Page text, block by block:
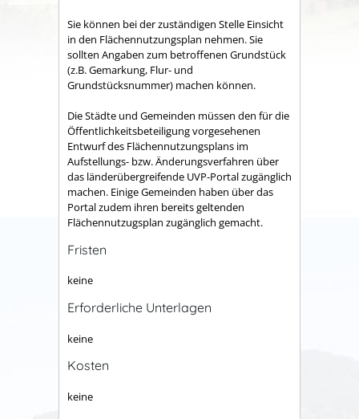
Sie können bei der zuständigen Stelle Einsicht
in den Flächennutzungsplan nehmen. Sie
sollten Angaben zum betroffenen Grundstück
(z.B. Gemarkung, Flur- und
Grundstücksnummer) machen können.
Die Städte und Gemeinden müssen den für die
Öffentlichkeitsbeteiligung vorgesehenen
Entwurf des Flächennutzungsplans im
Aufstellungs- bzw. Änderungsverfahren über
das länderübergreifende UVP-Portal zugänglich
machen. Einige Gemeinden haben über das
Portal zudem ihren bereits geltenden
Flächennutzugsplan zugänglich gemacht.
Fristen
keine
Erforderliche Unterlagen
keine
Kosten
keine